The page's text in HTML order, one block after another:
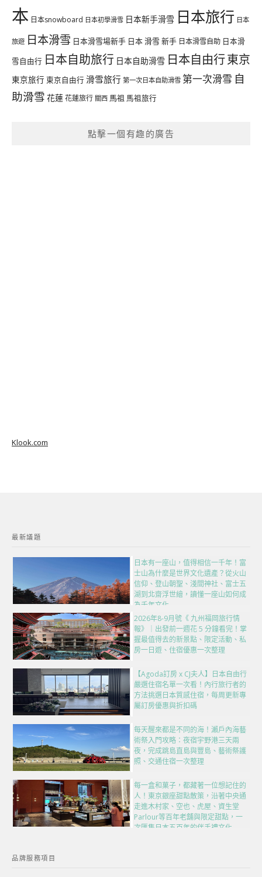
本 日本snowboard 日本初學滑雪 日本新手滑雪 日本旅行 日本
旅遊 日本滑雪 日本滑雪場新手 日本 滑雪 新手 日本滑雪自助 日本滑
雪自由行 日本自助旅行 日本自助滑雪 日本自由行東京
東京旅行 東京自由行 滑雪旅行 第一次日本自助滑雪 第一次滑雪 自
助滑雪 花蓮花蓮旅行 關西 馬祖 馬祖旅行
點擊一個有趣的廣告
Klook.com
最新議題
日本有一座山，值得相信一千年！富
士山為什麼是世界文化遺產？從火山
信仰、登山朝聖、淺間神社、富士五
湖到北齋浮世繪，讀懂一座山如何成
為千年文化
2026年8-9月號《 九州福岡旅行情
報》｜出發前一週花 5 分鐘看完！掌
握最值得去的新景點、限定活動、私
房一日遊、住宿優惠一次整理
【Agoda訂房 x CJ夫人】日本自由行
嚴選住宿名單一次看！內行旅行者的
方法挑選日本質感住宿，每周更新專
屬訂房優惠與折扣碼
每天醒來都是不同的海！瀨戶內海藝
術祭入門攻略：夜宿宇野港三天兩
夜，完成跳島直島與豐島、藝術祭護
照、交通住宿一次整理
每一盒和菓子，都藏著一位想記住的
人！東京銀座甜點散策，沿著中央通
走進木村家、空也、虎屋、資生堂
Parlour等百年老舖與限定甜點，一
次匯集日本五百年的伴手禮文化
品牌服務項目